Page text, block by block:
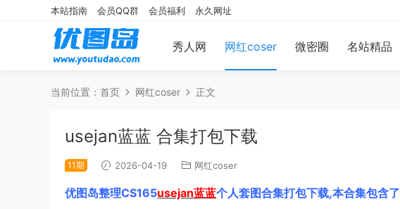
秀人网 网红coser 微密圈 名站精品
本站指南 会员QQ群 会员福利 永久网址
当前位置： 首页 网红coser 正文
usejan蓝蓝 合集打包下载
11期 2026-04-19 网红coser
优图岛整理CS165usejan蓝蓝个人套图合集打包下载,本合集包含了